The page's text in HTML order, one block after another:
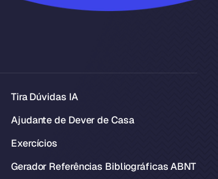
Tira Dúvidas IA
Ajudante de Dever de Casa
Exercícios
Gerador Referências Bibliográficas ABNT